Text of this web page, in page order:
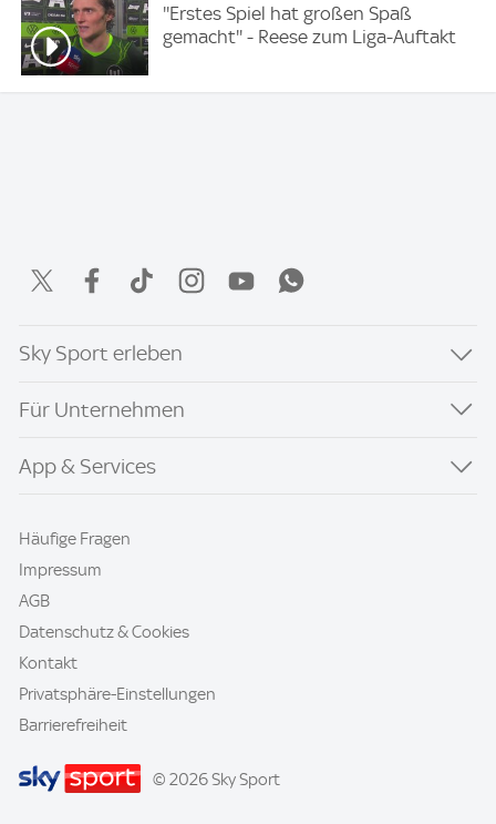
''Erstes Spiel hat großen Spaß
gemacht'' - Reese zum Liga-Auftakt
Sky Sport erleben
Für Unternehmen
App & Services
Häufige Fragen
Impressum
AGB
Datenschutz & Cookies
Kontakt
Privatsphäre-Einstellungen
Barrierefreiheit
© 2026 Sky Sport